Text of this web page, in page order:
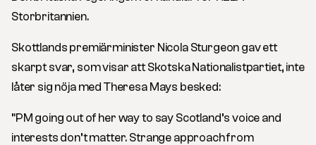
Storbritannien.
Skottlands premiärminister Nicola Sturgeon gav ett
skarpt svar, som visar att Skotska Nationalistpartiet, inte
låter sig nöja med Theresa Mays besked:
”PM going out of her way to say Scotland’s voice and
interests don’t matter. Strange approach from